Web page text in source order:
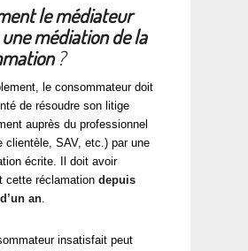
le médiateur
médiation de la
?
le consommateur doit
de résoudre son litige
auprès du professionnel
clientèle, SAV, etc.) par une
écrite. Il doit avoir
cette réclamation depuis
an.
insatisfait peut